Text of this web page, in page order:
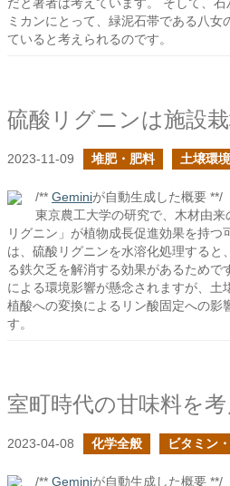
ミカンにとって、緑泥石帯である八女
ていると考えられるのです。
2023-11-09 堆肥・肥料 土壌環境
/** Geminiが自動生成した概要 **/
東京農工大学の研究で、木材由
リグニン」が植物成長促進効果を持
は、硫酸リグニンを水溶化処理すると
る鉄欠乏を解消する効果があるためで
による環境影響が懸念されますが、土
植酸への変換によるリン酸固定への影
す。
室町時代の甘味料を考
2023-04-08 化学全般 ビタミン
/** Geminiが自動生成した概要 **/